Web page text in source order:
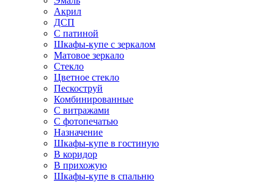
Акрил
ДСП
С патиной
Шкафы-купе с зеркалом
Матовое зеркало
Стекло
Цветное стекло
Пескоструй
Комбинированные
С витражами
С фотопечатью
Назначение
Шкафы-купе в гостиную
В коридор
В прихожую
Шкафы-купе в спальню